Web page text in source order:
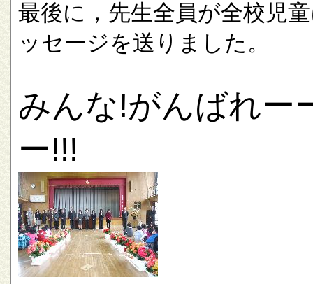
最後に，先生全員が全校児
ッセージを送りました。
みんな!がんばれー
ー!!!